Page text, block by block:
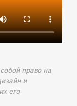
право на
и
его